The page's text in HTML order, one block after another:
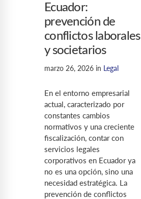
Ecuador:
prevención de
conflictos laborales
y societarios
marzo 26, 2026 in Legal
En el entorno empresarial
actual, caracterizado por
constantes cambios
normativos y una creciente
fiscalización, contar con
servicios legales
corporativos en Ecuador ya
no es una opción, sino una
necesidad estratégica. La
prevención de conflictos